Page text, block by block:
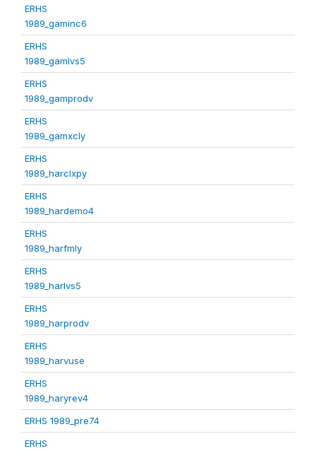
ERHS
1989_gaminc6
ERHS
1989_gamlvs5
ERHS
1989_gamprodv
ERHS
1989_gamxcly
ERHS
1989_harclxpy
ERHS
1989_hardemo4
ERHS
1989_harfmly
ERHS
1989_harlvs5
ERHS
1989_harprodv
ERHS
1989_harvuse
ERHS
1989_haryrev4
ERHS 1989_pre74
ERHS